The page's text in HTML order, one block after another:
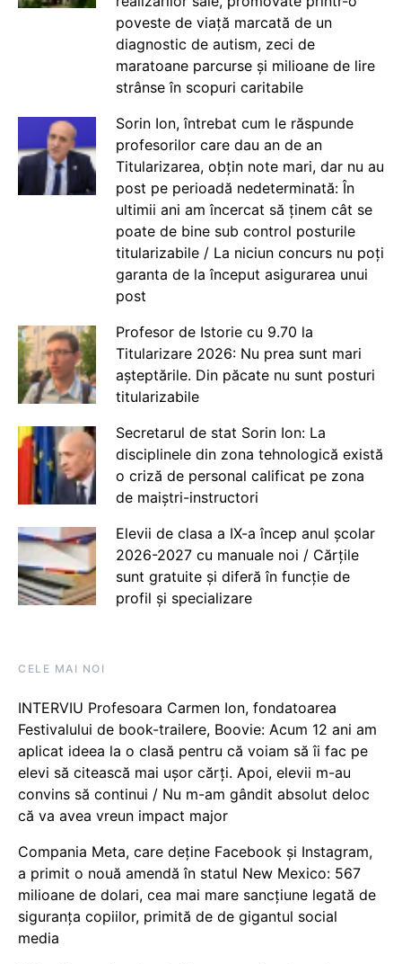
poveste de viață marcată de un
diagnostic de autism, zeci de
maratoane parcurse și milioane de lire
strânse în scopuri caritabile
Sorin Ion, întrebat cum le răspunde
profesorilor care dau an de an
Titularizarea, obțin note mari, dar nu au
post pe perioadă nedeterminată: În
ultimii ani am încercat să ținem cât se
poate de bine sub control posturile
titularizabile / La niciun concurs nu poți
garanta de la început asigurarea unui
post
Profesor de Istorie cu 9.70 la
Titularizare 2026: Nu prea sunt mari
așteptările. Din păcate nu sunt posturi
titularizabile
Secretarul de stat Sorin Ion: La
disciplinele din zona tehnologică există
o criză de personal calificat pe zona
de maiștri-instructori
Elevii de clasa a IX-a încep anul școlar
2026-2027 cu manuale noi / Cărțile
sunt gratuite și diferă în funcție de
profil și specializare
CELE MAI NOI
INTERVIU Profesoara Carmen Ion, fondatoarea
Festivalului de book-trailere, Boovie: Acum 12 ani am
aplicat ideea la o clasă pentru că voiam să îi fac pe
elevi să citească mai ușor cărți. Apoi, elevii m-au
convins să continui / Nu m-am gândit absolut deloc
că va avea vreun impact major
Compania Meta, care deține Facebook și Instagram,
a primit o nouă amendă în statul New Mexico: 567
milioane de dolari, cea mai mare sancțiune legată de
siguranța copiilor, primită de de gigantul social
media